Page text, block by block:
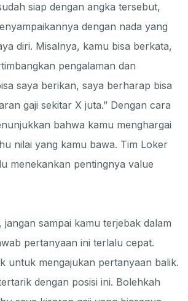
siap dengan angka tersebut,
dengan nada yang
diri. Misalnya, kamu bisa berkata,
pengalaman dan
saya berikan, saya berharap bisa
gaji sekitar X juta.” Dengan cara
bahwa kamu menghargai
nilai yang kamu bawa. Tim Loker
menekankan pentingnya value
sampai kamu terjebak dalam
pertanyaan ini terlalu cepat.
untuk mengajukan pertanyaan balik.
dengan posisi ini. Bolehkah